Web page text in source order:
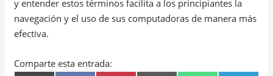
y entender estos términos facilita a los principiantes la
navegación y el uso de sus computadoras de manera más
efectiva.
Comparte esta entrada: